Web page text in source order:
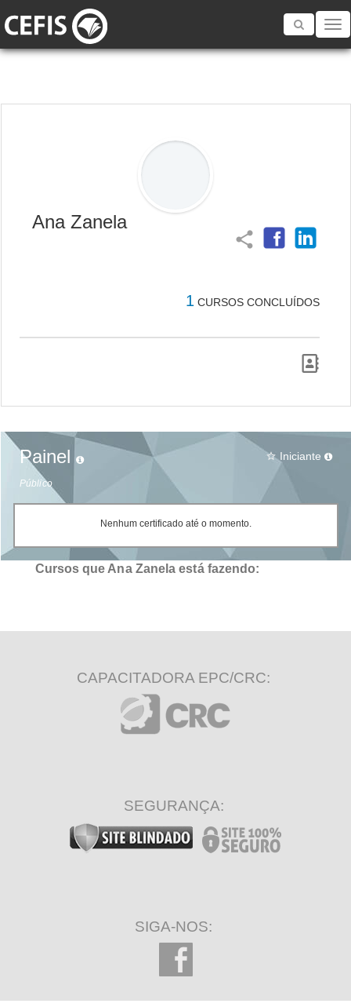
Toggle
Ana Zanela
share
1 CURSOS CONCLUÍDOS
Painel
Público
star_border Iniciante
Nenhum certificado até o momento.
Cursos que Ana Zanela está fazendo:
CAPACITADORA EPC/CRC:
SEGURANÇA:
SIGA-NOS: